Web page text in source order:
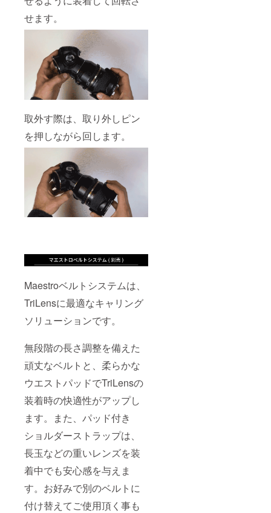
せます。
取外す際は、取り外しピン
を押しながら回します。
Maestroベルトシステムは、
TriLensに最適なキャリング
ソリューションです。
無段階の長さ調整を備えた
頑丈なベルトと、柔らかな
ウエストパッドでTriLensの
装着時の快適性がアップし
ます。また、パッド付き
ショルダーストラップは、
長玉などの重いレンズを装
着中でも安心感を与えま
す。お好みで別のベルトに
付け替えてご使用頂く事も